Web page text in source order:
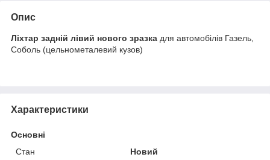
Опис
Ліхтар задній лівий нового зразка для автомобілів Газель,
Соболь (цельнометалевий кузов)
Характеристики
Основні
Стан
Новий